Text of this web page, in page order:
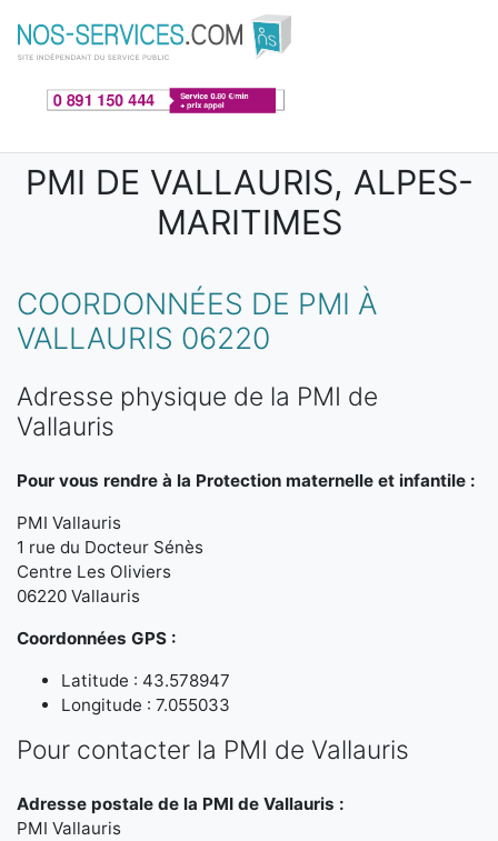
Aller au contenu principal
PMI DE VALLAURIS, ALPES-
MARITIMES
COORDONNÉES DE PMI À
VALLAURIS 06220
Adresse physique de la PMI de
Vallauris
Pour vous rendre à la Protection maternelle et infantile :
PMI Vallauris
1 rue du Docteur Sénès
Centre Les Oliviers
06220 Vallauris
Coordonnées GPS :
Latitude : 43.578947
Longitude : 7.055033
Pour contacter la PMI de Vallauris
Adresse postale de la PMI de Vallauris :
PMI Vallauris